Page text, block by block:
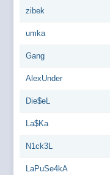
zibek
umka
Gang
AlexUnder
Die$eL
La$Ka
N1ck3L
LaPuSe4kA